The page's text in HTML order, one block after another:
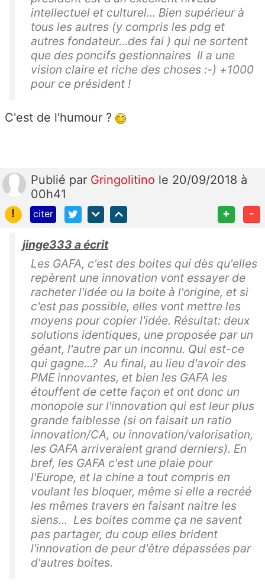
intellectuel et culturel... Bien supérieur à
tous les autres (y compris les pdg et
autres fondateur...des fai ) qui ne sortent
que des poncifs gestionnaires Il a une
vision claire et riche des choses :-) +1000
pour ce président !
C'est de l'humour ?
Publié par Gringolitino le 20/09/2018 à
00h41
!
citer + -
jinge333 a écrit
Les GAFA, c'est des boites qui dès qu'elles
repèrent une innovation vont essayer de
racheter l'idée ou la boite à l'origine, et si
c'est pas possible, elles vont mettre les
moyens pour copier l'idée. Résultat: deux
solutions identiques, une proposée par un
géant, l'autre par un inconnu. Qui est-ce
qui gagne...? Au final, au lieu d'avoir des
PME innovantes, et bien les GAFA les
étouffent de cette façon et ont donc un
monopole sur l'innovation qui est leur plus
grande faiblesse (si on faisait un ratio
innovation/CA, ou innovation/valorisation,
les GAFA arriveraient grand derniers). En
bref, les GAFA c'est une plaie pour
l'Europe, et la chine a tout compris en
voulant les bloquer, même si elle a recréé
les mêmes travers en faisant naitre les
siens... Les boites comme ça ne savent
pas partager, du coup elles brident
l'innovation de peur d'être dépassées par
d'autres boites.